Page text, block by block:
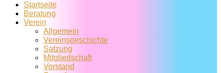
Startseite
Beratung
Verein
Allgemein
Vereins­geschichte
Satzung
Mitglied­schaft
Vorstand